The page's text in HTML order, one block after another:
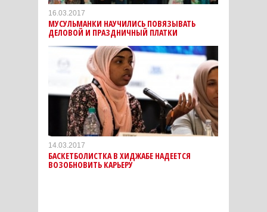
16.03.2017
МУСУЛЬМАНКИ НАУЧИЛИСЬ ПОВЯЗЫВАТЬ
ДЕЛОВОЙ И ПРАЗДНИЧНЫЙ ПЛАТКИ
14.03.2017
БАСКЕТБОЛИСТКА В ХИДЖАБЕ НАДЕЕТСЯ
ВОЗОБНОВИТЬ КАРЬЕРУ